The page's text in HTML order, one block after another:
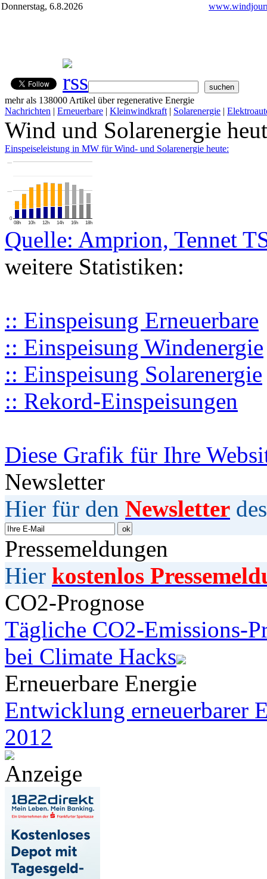
Donnerstag, 6.8.2026
mehr als 138000 Artikel über regenerative Energie
Nachrichten | Erneuerbare | Kleinwindkraft | Solarenergie |
Wind und Solarenergie
Einspeiseleistung in MW für Wind- und Solarenergie heute:
08h 10h 12h 14h 16h 18h
0
…
…
Quelle: Amprion, Tennet
weitere Statistiken:
:: Einspeisung Erneuerbare
:: Einspeisung Windenergie
:: Einspeisung Solarenergie
:: Rekord-Einspeisungen
Diese Grafik für Ihre
Newsletter
Hier für den Newsletter
Pressemeldungen
Hier kostenlos
CO2-Prognose
Tägliche CO2-Emissions-
bei Climate Hacks
Erneuerbare Energie
Entwicklung erneuerbarer
2012
Anzeige